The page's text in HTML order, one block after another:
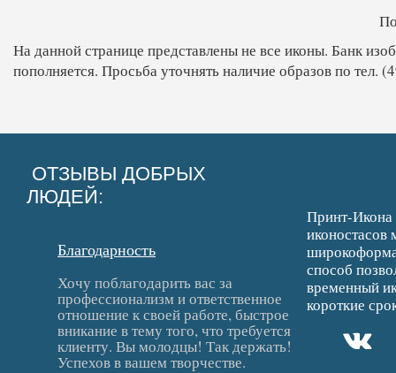
На данной странице представлены не все иконы. Банк
пополняется. Просьба уточнять наличие образов по тел.
ОТЗЫВЫ ДОБРЫХ
ЛЮДЕЙ:
Благодарность
Хочу поблагодарить вас за
профессионализм и ответственное
отношение к своей работе, быстрое
вникание в тему того, что требуется
клиенту. Вы молодцы! Так держать!
Успехов в вашем творчестве.
Принт-Икона
иконостасов
способ
временный
короткие